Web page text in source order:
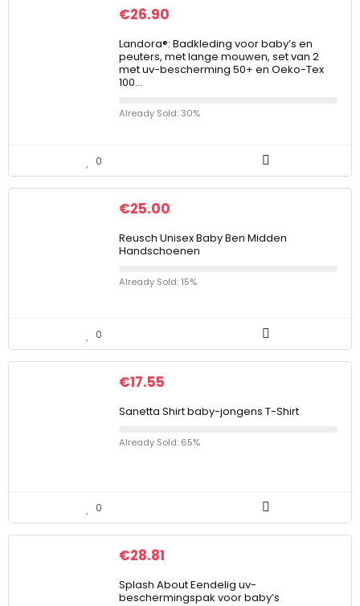
€26.90
Landora®: Badkleding voor baby’s en
peuters, met lange mouwen, set van 2
met uv-bescherming 50+ en Oeko-Tex
100…
Already Sold: 30%
0
€25.00
Reusch Unisex Baby Ben Midden
Handschoenen
Already Sold: 15%
0
€17.55
Sanetta Shirt baby-jongens T-Shirt
Already Sold: 65%
0
€28.81
Splash About Eendelig uv-
beschermingspak voor baby’s